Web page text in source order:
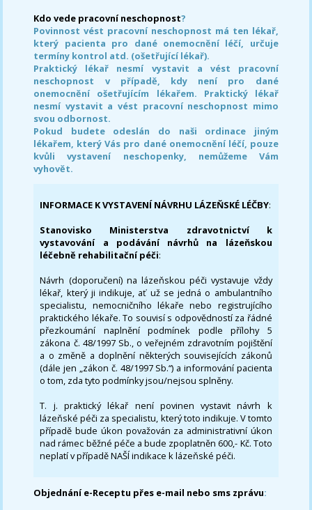
Kdo vede pracovní neschopnost?
Povinnost vést pracovní neschopnost má ten lékař,
který pacienta pro dané onemocnění léčí, určuje
termíny kontrol atd. (ošetřující lékař).
Praktický lékař nesmí vystavit a vést pracovní
neschopnost v případě, kdy není pro dané
onemocnění ošetřujícím lékařem. Praktický lékař
nesmí vystavit a vést pracovní neschopnost mimo
svou odbornost.
Pokud budete odeslán do naši ordinace jiným
lékařem, který Vás pro dané onemocnění léčí, pouze
kvůli vystavení neschopenky, nemůžeme Vám
vyhovět.
INFORMACE K VYSTAVENÍ NÁVRHU LÁZEŇSKÉ LÉČBY:
Stanovisko Ministerstva zdravotnictví k
vystavování a podávání návrhů na lázeňskou
léčebně rehabilitační péči:
Návrh (doporučení) na lázeňskou péči vystavuje vždy
lékař, který ji indikuje, ať už se jedná o ambulantního
specialistu, nemocničního lékaře nebo registrujícího
praktického lékaře. To souvisí s odpovědností za řádné
přezkoumání naplnění podmínek podle přílohy 5
zákona č. 48/1997 Sb., o veřejném zdravotním pojištění
a o změně a doplnění některých souvisejících zákonů
(dále jen „zákon č. 48/1997 Sb.“) a informování pacienta
o tom, zda tyto podmínky jsou/nejsou splněny.
T. j. praktický lékař není povinen vystavit návrh k
lázeňské péči za specialistu, který toto indikuje. V tomto
případě bude úkon považován za administrativní úkon
nad rámec běžné péče a bude zpoplatněn 600,- Kč. Toto
neplatí v případě NAŠÍ indikace k lázeňské péči.
Objednání e-Receptu přes e-mail nebo sms zprávu: